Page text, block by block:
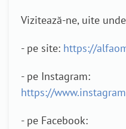
Vizitează-ne, uite
- pe site: https://
- pe Instagram:
https://
- pe Facebook: